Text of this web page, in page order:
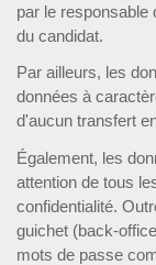
par le responsable
du candidat.
Par ailleurs, les
données à
d'aucun transfert
Également, les
attention de tous
confidentialité.
guichet (back-
mots de passe